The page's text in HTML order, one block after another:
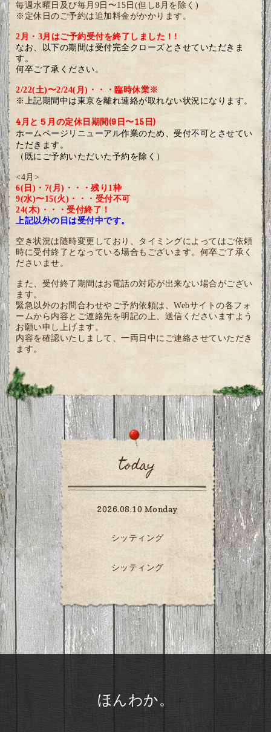
毎週水曜日及び毎月9日〜15日(但し8月を除く)
※定休日のご予約は追加料金がかかります。
2月・3月はご予約受付を終了しました！!
なお、以下の期間は受付完全クローズとさせていただきま
す。
何卒ご了承ください。
2/22(土)〜2/24(月)・・・臨時休業※
※上記期間中は東京を離れ連絡が取れない状況になります。
4月と５月の定休日期間(9日〜15日)
ホームページリニューアル作業のため、受付不可とさせてい
ただきます。
（既にご予約いただいた予約を除く）
<4月>
6(日)・7(月)・・・残り1枠
9(水)〜15(火)・・・受付不可
24(木) ・・・受付終了！
上記以外の日は受付中です。
空き状況は随時変更しており、タイミングによってはご依頼
時に受付終了となっている場合もございます。何卒ご了承く
ださいませ。
また、受付終了期間はお電話の対応が出来ない場合がござい
ます。
緊急以外のお問合わせやご予約依頼は、Webサイトの各フォ
ームから内容とご連絡先を明記の上、送信くださいますよう
お願い申し上げます。
内容を確認いたしまして、一両日中にご連絡させていただき
ます。
today
2026.08.10 Monday
シッティング
シッティング
ほんわか。